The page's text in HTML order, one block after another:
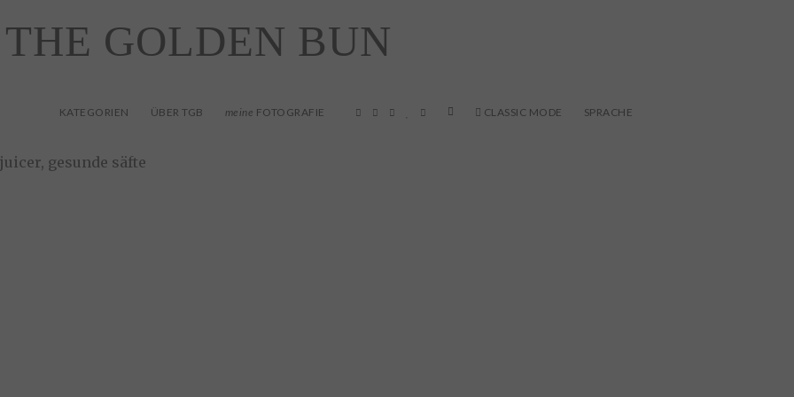
THE GOLDEN BUN
KATEGORIEN ÜBER TGB meine FOTOGRAFIE CLASSIC MODE SPRACHE